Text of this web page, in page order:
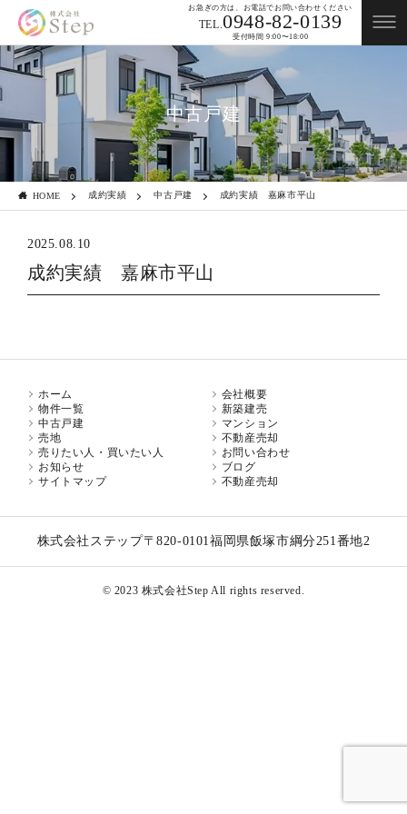
お急ぎの方は、お電話でお問い合わせください
TEL.0948-82-0139
受付時間 9:00〜18:00
中古戸建
HOME 成約実績 中古戸建 成約実績 嘉麻市平山
2025.08.10
成約実績 嘉麻市平山
ホーム
会社概要
物件一覧
新築建売
中古戸建
マンション
売地
不動産売却
売りたい人・買いたい人
お問い合わせ
お知らせ
ブログ
サイトマップ
不動産売却
株式会社ステップ〒820-0101福岡県飯塚市綱分251番地2
© 2023 株式会社Step All rights reserved.